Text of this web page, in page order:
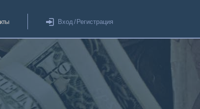
Вход/ Регистрация